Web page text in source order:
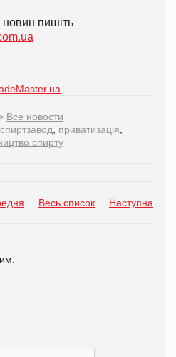
пишіть
Все новости
спиртзавод приватизація
спирту
Весь список Наступна